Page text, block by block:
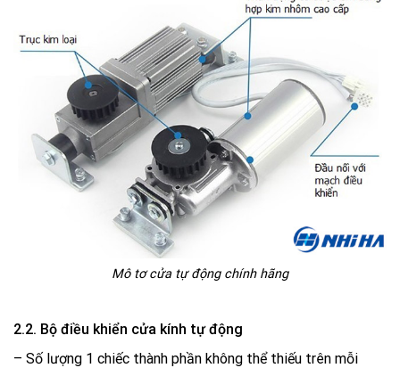
Mô tơ cửa tự động chính hãng
2.2. Bộ điều khiển cửa kính tự động
– Số lượng 1 chiếc thành phần không thể thiếu trên mỗi